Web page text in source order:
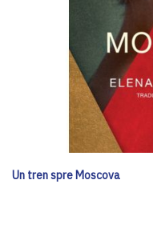
Un tren spre Moscova